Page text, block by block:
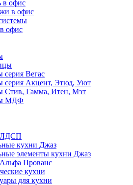
в офис
в офис
офис
серия Вегас
серия Акцент, Этюд, Уют
Стив, Гамма, Итен, Мэт
МДФ
ЛДСП
кухни Джаз
элементы кухни Джаз
Прованс
кухни
для кухни